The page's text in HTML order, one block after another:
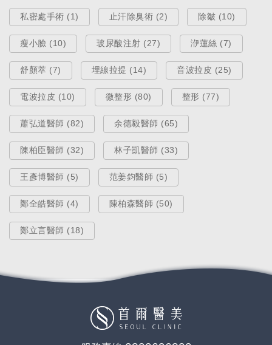
私密處手術 (1) 止汗除臭術 (2) 除皺 (10)
瘦小臉 (10) 玻尿酸注射 (27) 洢蓮絲 (7)
舒顏萃 (7) 埋線拉提 (14) 音波拉皮 (25)
電波拉皮 (10) 微整形 (80) 整形 (77)
蕭弘道醫師 (82) 余德毅醫師 (65)
陳柏臣醫師 (32) 林子凱醫師 (33)
王彥博醫師 (5) 范姜鈞醫師 (5)
鄭全皓醫師 (4) 陳柏森醫師 (50)
鄭立言醫師 (18)